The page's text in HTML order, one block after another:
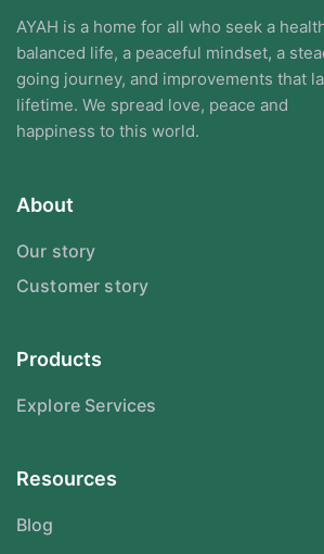
AYAH is a home for all who seek a
balanced life, a peaceful mindset, a
going journey, and improvements that
lifetime. We spread love, peace and
happiness to this world.
About
Our story
Customer story
Products
Explore Services
Resources
Blog